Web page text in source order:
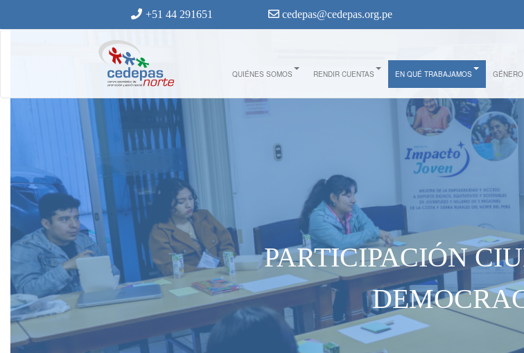
+51 44 291651 cedepas@cedepas.org.pe
QUIÉNES SOMOS RENDIR CUENTAS EN QUÉ TRABAJAMOS GÉNERO
PARTICIPACIÓN